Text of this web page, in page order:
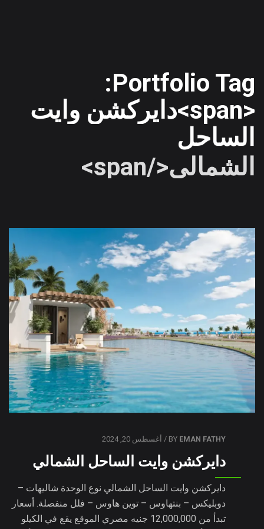
Portfolio Tag:
<span>دايركشن وايت
الساحل
الشمالي</span>
BY EMAN FATHY / أغسطس 20, 2024
دايركشن وايت الساحل الشمالي
دايركشن وايت الساحل الشمالي نوع الوحدة شاليهات –
دوبليكس – بنتهاوس – توين هاوس – فلل منفصلة. أسعار
تبدأ من 12,000,000 جنيه مصري الموقع يقع في الكيلو